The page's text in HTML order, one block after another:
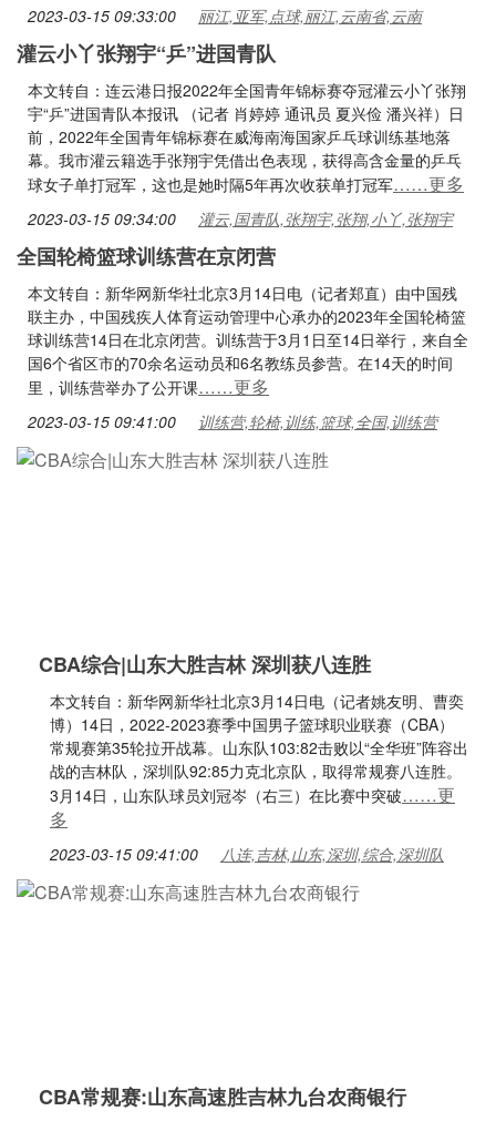
2023-03-15 09:33:00 丽江,亚军,点球,丽江,云南省,云南
灌云小丫张翔宇“乒”进国青队
本文转自：连云港日报2022年全国青年锦标赛夺冠灌云小丫张翔
宇“乒”进国青队本报讯 （记者 肖婷婷 通讯员 夏兴俭 潘兴祥）日
前，2022年全国青年锦标赛在威海南海国家乒乓球训练基地落
幕。我市灌云籍选手张翔宇凭借出色表现，获得高含金量的乒乓
球女子单打冠军，这也是她时隔5年再次收获单打冠军……更多
2023-03-15 09:34:00 灌云,国青队,张翔宇,张翔,小丫,张翔宇
全国轮椅篮球训练营在京闭营
本文转自：新华网新华社北京3月14日电（记者郑直）由中国残
联主办，中国残疾人体育运动管理中心承办的2023年全国轮椅篮
球训练营14日在北京闭营。训练营于3月1日至14日举行，来自全
国6个省区市的70余名运动员和6名教练员参营。在14天的时间
里，训练营举办了公开课……更多
2023-03-15 09:41:00 训练营,轮椅,训练,篮球,全国,训练营
CBA综合|山东大胜吉林 深圳获八连胜
本文转自：新华网新华社北京3月14日电（记者姚友明、曹奕
博）14日，2022-2023赛季中国男子篮球职业联赛（CBA）
常规赛第35轮拉开战幕。山东队103:82击败以“全华班”阵容出
战的吉林队，深圳队92:85力克北京队，取得常规赛八连胜。
3月14日，山东队球员刘冠岑（右三）在比赛中突破……更
多
2023-03-15 09:41:00 八连,吉林,山东,深圳,综合,深圳队
CBA常规赛:山东高速胜吉林九台农商银行